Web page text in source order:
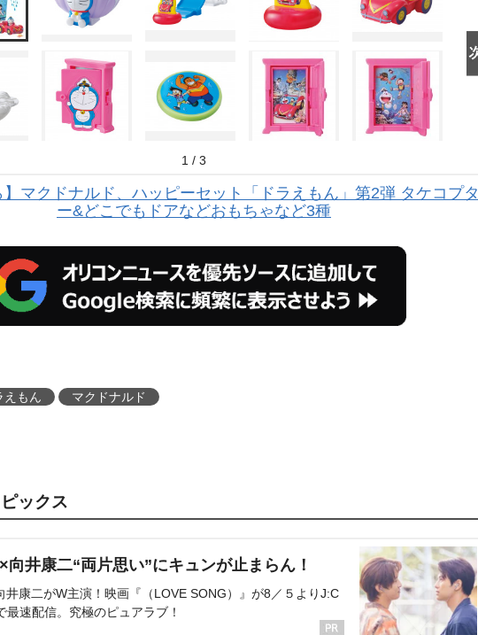
1 / 3
】マクドナルド、ハッピーセット「ドラえもん」第2弾 タケコプタ
ー&どこでもドアなどおもちゃなど3種
えもん マクドナルド
ックス
向井康二“両片思い”にキュンが止まらん！
井康二がW主演！映画『（LOVE SONG）』が8／５よりJ:C
最速配信。究極のピュアラブ！